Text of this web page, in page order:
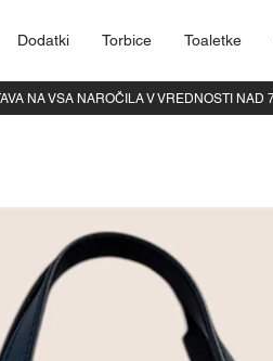
Dodatki Torbice Toaletke